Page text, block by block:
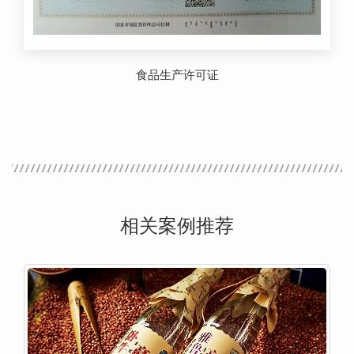
食品生产许可证
相关案例推荐